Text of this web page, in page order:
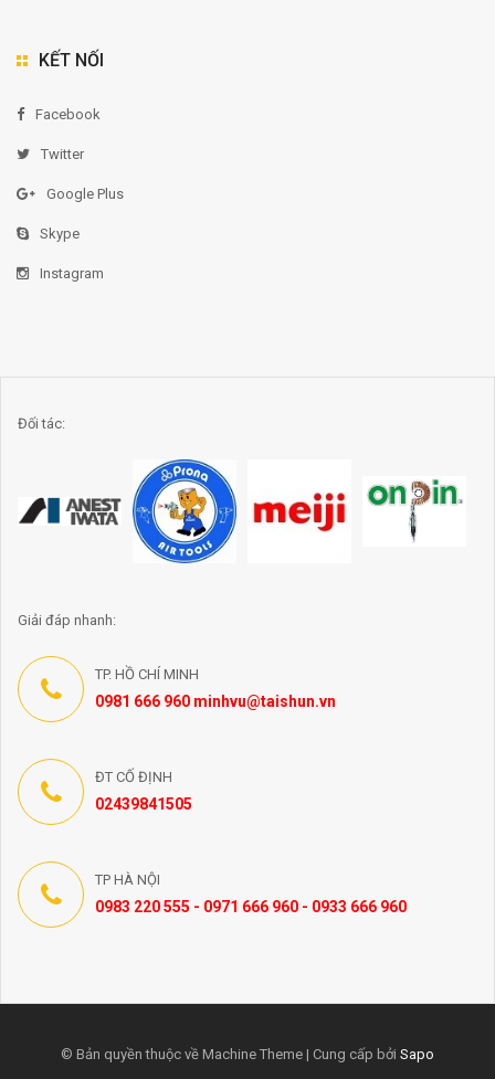
KẾT NỐI
Facebook
Twitter
Google Plus
Skype
Instagram
Đối tác:
Giải đáp nhanh:
TP. HỒ CHÍ MINH
0981 666 960 minhvu@taishun.vn
ĐT CỐ ĐỊNH
02439841505
TP HÀ NỘI
0983 220 555 - 0971 666 960 - 0933 666 960
© Bản quyền thuộc về Machine Theme | Cung cấp bởi Sapo